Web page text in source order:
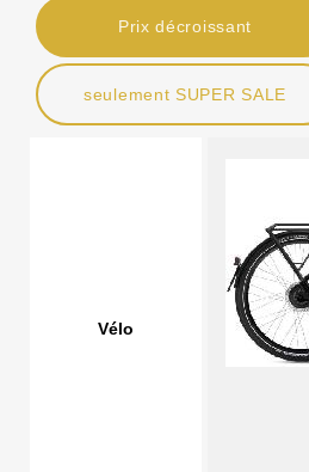
Prix décroissant
seulement SUPER SALE
Vélo